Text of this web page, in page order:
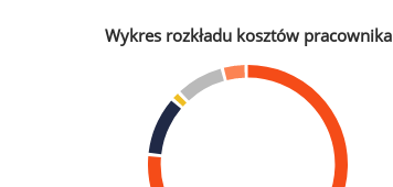
Wykres rozkładu kosztów pracownika